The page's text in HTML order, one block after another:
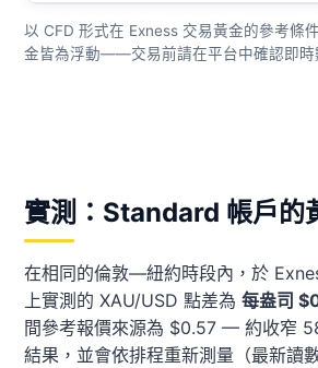
以 CFD 形式在 Exness 交易黃金的參考條
金皆為浮動——交易前請在平台中確認即時
實測：Standard 帳戶的
在相同的倫敦—紐約時段內，於
上實測的 XAU/USD 點差為 每盎司
間參考報價來源為 $0.57 — 約收窄
結果，並會依排程重新測量（最新讀